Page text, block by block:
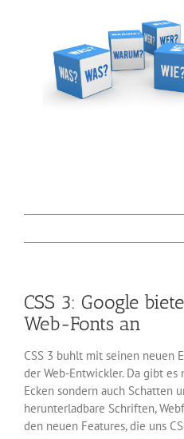
CSS 3: Google
Web-Fonts an
CSS 3 buhlt mit seinen neuen
der Web-Entwickler. Da gibt
Ecken sondern auch Schatten
herunterladbare Schriften,
den neuen Features, die uns